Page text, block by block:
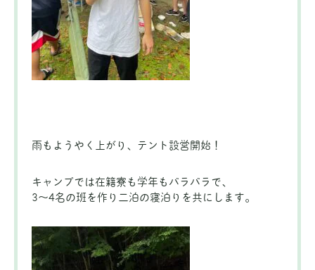
雨もようやく上がり、テント設営開始！
キャンプでは在籍寮も学年もバラバラで、
3～4名の班を作り二泊の寝泊りを共にします。